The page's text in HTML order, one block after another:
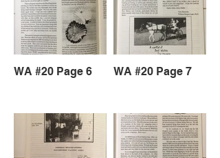
WA #20 Page 6 WA #20 Page 7